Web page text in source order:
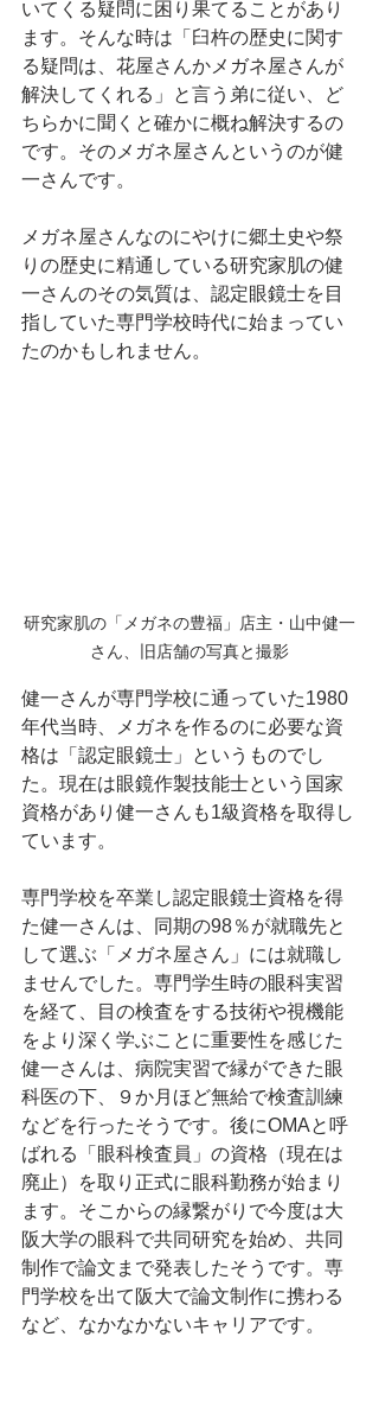
いてくる疑問に困り果てることがあり
ます。そんな時は「臼杵の歴史に関す
る疑問は、花屋さんかメガネ屋さんが
解決してくれる」と言う弟に従い、ど
ちらかに聞くと確かに概ね解決するの
です。そのメガネ屋さんというのが健
一さんです。
メガネ屋さんなのにやけに郷土史や祭
りの歴史に精通している研究家肌の健
一さんのその気質は、認定眼鏡士を目
指していた専門学校時代に始まってい
たのかもしれません。
研究家肌の「メガネの豊福」店主・山中健一
さん、旧店舗の写真と撮影
健一さんが専門学校に通っていた1980
年代当時、メガネを作るのに必要な資
格は「認定眼鏡士」というものでし
た。現在は眼鏡作製技能士という国家
資格があり健一さんも1級資格を取得し
ています。
専門学校を卒業し認定眼鏡士資格を得
た健一さんは、同期の98％が就職先と
して選ぶ「メガネ屋さん」には就職し
ませんでした。専門学生時の眼科実習
を経て、目の検査をする技術や視機能
をより深く学ぶことに重要性を感じた
健一さんは、病院実習で縁ができた眼
科医の下、９か月ほど無給で検査訓練
などを行ったそうです。後にOMAと呼
ばれる「眼科検査員」の資格（現在は
廃止）を取り正式に眼科勤務が始まり
ます。そこからの縁繋がりで今度は大
阪大学の眼科で共同研究を始め、共同
制作で論文まで発表したそうです。専
門学校を出て阪大で論文制作に携わる
など、なかなかないキャリアです。